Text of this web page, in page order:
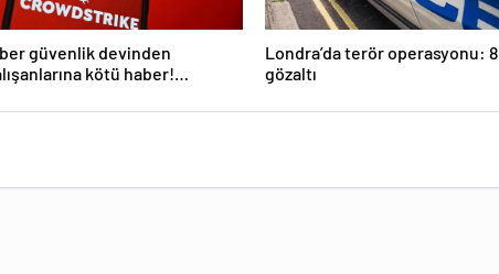
güvenlik devinden
kötü haber!
Londra’da terör operasyonu: 8
gözaltı